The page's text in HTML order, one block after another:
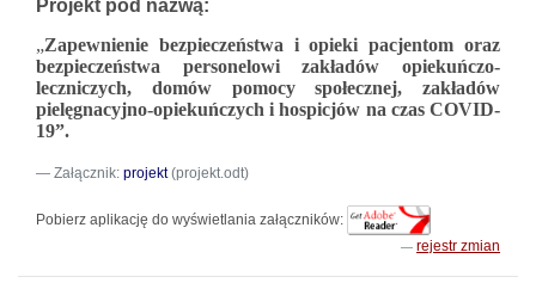
Projekt pod nazwą:
„Zapewnienie bezpieczeństwa i opieki pacjentom oraz
bezpieczeństwa personelowi zakładów opiekuńczo-
leczniczych, domów pomocy społecznej, zakładów
pielęgnacyjno-opiekuńczych i hospicjów na czas COVID-
19”.
Załącznik: projekt(projekt.odt)
Pobierz aplikację do wyświetlania załączników:
rejestr zmian